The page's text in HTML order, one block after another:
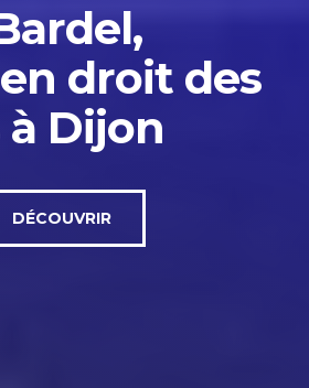
droit des
Dijon
DÉCOUVRIR